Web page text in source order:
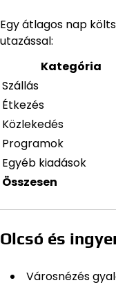
Egy átlagos nap
utazással:
Kategória
Szállás
Étkezés
Közlekedés
Programok
Egyéb kiadások
Összesen
Olcsó és
Városnézés